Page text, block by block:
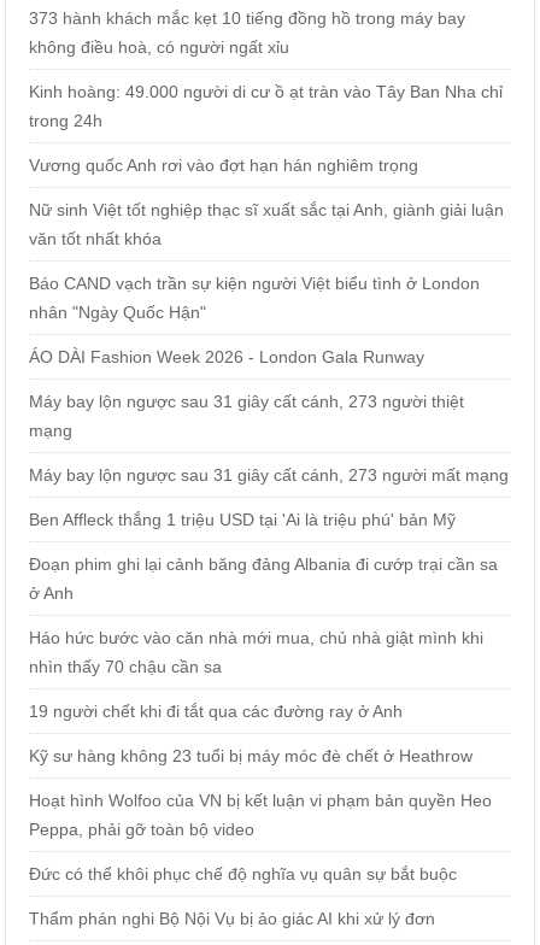
373 hành khách mắc kẹt 10 tiếng đồng hồ trong máy bay
không điều hoà, có người ngất xỉu
Kinh hoàng: 49.000 người di cư ồ ạt tràn vào Tây Ban Nha chỉ
trong 24h
Vương quốc Anh rơi vào đợt hạn hán nghiêm trọng
Nữ sinh Việt tốt nghiệp thạc sĩ xuất sắc tại Anh, giành giải luận
văn tốt nhất khóa
Báo CAND vạch trần sự kiện người Việt biểu tình ở London
nhân "Ngày Quốc Hận"
ÁO DÀI Fashion Week 2026 - London Gala Runway
Máy bay lộn ngược sau 31 giây cất cánh, 273 người thiệt
mạng
Máy bay lộn ngược sau 31 giây cất cánh, 273 người mất mạng
Ben Affleck thắng 1 triệu USD tại 'Ai là triệu phú' bản Mỹ
Đoạn phim ghi lại cảnh băng đảng Albania đi cướp trại cần sa
ở Anh
Háo hức bước vào căn nhà mới mua, chủ nhà giật mình khi
nhìn thấy 70 chậu cần sa
19 người chết khi đi tắt qua các đường ray ở Anh
Kỹ sư hàng không 23 tuổi bị máy móc đè chết ở Heathrow
Hoạt hình Wolfoo của VN bị kết luận vi phạm bản quyền Heo
Peppa, phải gỡ toàn bộ video
Đức có thể khôi phục chế độ nghĩa vụ quân sự bắt buộc
Thẩm phán nghi Bộ Nội Vụ bị ảo giác AI khi xử lý đơn